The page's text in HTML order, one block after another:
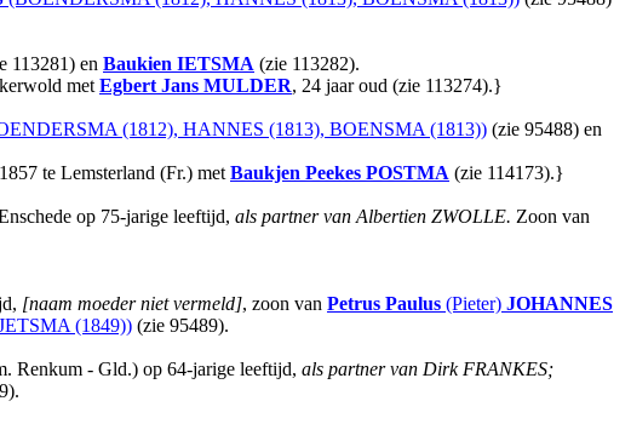
113281) en Baukien IETSMA (zie 113282).
met Egbert Jans MULDER, 24 jaar oud (zie 113274).}
(1812), HANNES (1813), BOENSMA (1813)) (zie 95488) en
te Lemsterland (Fr.) met Baukjen Peekes POSTMA (zie 114173).}
op 75-jarige leeftijd, als partner van Albertien ZWOLLE. Zoon van
[naam moeder niet vermeld], zoon van Petrus Paulus (Pieter) JOHANNES
(1849)) (zie 95489).
Renkum - Gld.) op 64-jarige leeftijd, als partner van Dirk FRANKES;